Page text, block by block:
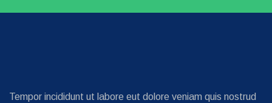
Tempor incididunt ut labore eut dolore veniam quis nostrud